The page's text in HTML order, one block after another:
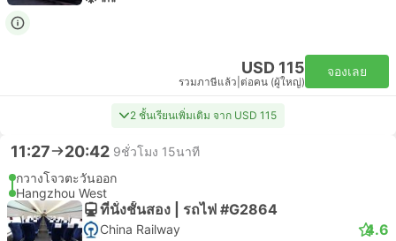
USD 115
รวมภาษีแล้ว ต่อคน (ผู้ใหญ่)
จองเลย
2 ชั้นเรียนเพิ่มเติม จาก USD 115
11:27 20:42 9ชั่วโมง 15นาที
กวางโจวตะวันออก
Hangzhou West
ที่นั่งชั้นสอง | รถไฟ #G2864
China Railway 4.6